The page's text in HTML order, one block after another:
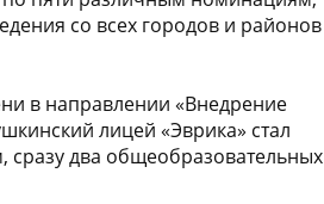
со всех городов и районов
в направлении «Внедрение
лицей «Эврика» стал
сразу два общеобразовательных